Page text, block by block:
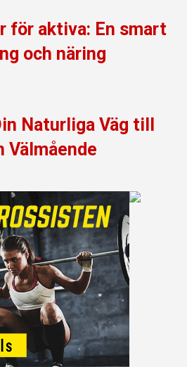
för aktiva: En smart
och näring
Naturliga Väg till
Välmående